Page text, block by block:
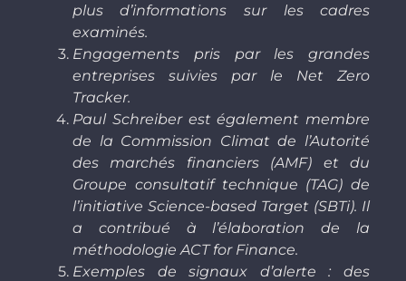
plus d’informations sur les cadres
examinés.
Engagements pris par les grandes
entreprises suivies par le Net Zero
Tracker.
Paul Schreiber est également membre
de la Commission Climat de l’Autorité
des marchés financiers (AMF) et du
Groupe consultatif technique (TAG) de
l’initiative Science-based Target (SBTi). Il
a contribué à l’élaboration de la
méthodologie ACT for Finance.
Exemples de signaux d’alerte : des